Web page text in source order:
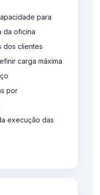
para
da oficina
dos clientes
carga máxima
por
execução das